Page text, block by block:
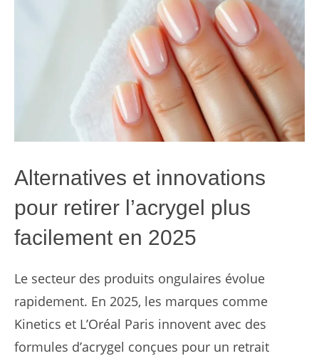
Alternatives et innovations
pour retirer l’acrygel plus
facilement en 2025
Le secteur des produits ongulaires évolue
rapidement. En 2025, les marques comme
Kinetics et L’Oréal Paris innovent avec des
formules d’acrygel conçues pour un retrait